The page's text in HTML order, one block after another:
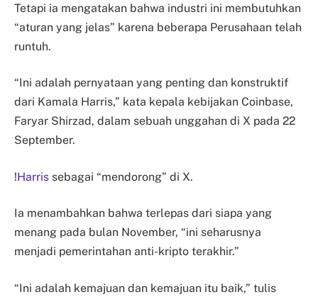
Tetapi ia mengatakan bahwa industri ini membutuhkan
“aturan yang jelas” karena beberapa Perusahaan telah
runtuh.
“Ini adalah pernyataan yang penting dan konstruktif
dari Kamala Harris,” kata kepala kebijakan Coinbase,
Faryar Shirzad, dalam sebuah unggahan di X pada 22
September.
!Harris sebagai “mendorong” di X.
Ia menambahkan bahwa terlepas dari siapa yang
menang pada bulan November, “ini seharusnya
menjadi pemerintahan anti-kripto terakhir.”
“Ini adalah kemajuan dan kemajuan itu baik,” tulis